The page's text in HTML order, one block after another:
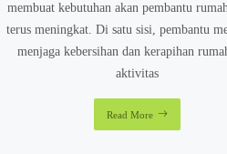
membuat kebutuhan akan pembantu
terus meningkat. Di satu sisi, pembantu
menjaga kebersihan dan kerapihan
aktivitas
Read More